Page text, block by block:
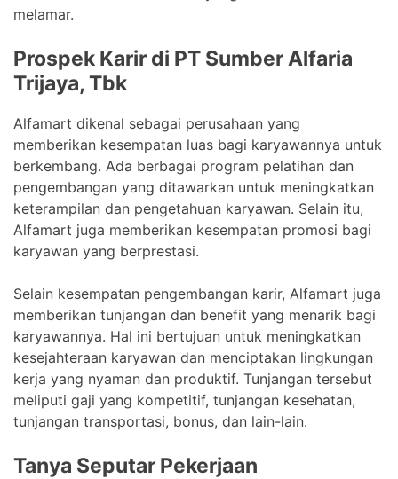
melamar.
Prospek Karir di PT Sumber Alfaria
Trijaya, Tbk
Alfamart dikenal sebagai perusahaan yang
memberikan kesempatan luas bagi karyawannya untuk
berkembang. Ada berbagai program pelatihan dan
pengembangan yang ditawarkan untuk meningkatkan
keterampilan dan pengetahuan karyawan. Selain itu,
Alfamart juga memberikan kesempatan promosi bagi
karyawan yang berprestasi.
Selain kesempatan pengembangan karir, Alfamart juga
memberikan tunjangan dan benefit yang menarik bagi
karyawannya. Hal ini bertujuan untuk meningkatkan
kesejahteraan karyawan dan menciptakan lingkungan
kerja yang nyaman dan produktif. Tunjangan tersebut
meliputi gaji yang kompetitif, tunjangan kesehatan,
tunjangan transportasi, bonus, dan lain-lain.
Tanya Seputar Pekerjaan